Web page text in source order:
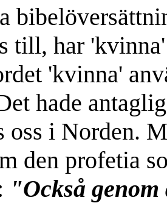
till, har
'kvinna'
hade
oss i Norden.
den profetia
"Också